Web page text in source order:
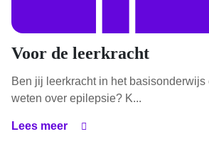
Voor de leerkracht
Ben jij leerkracht in het
weten over epilepsie? K...
Lees meer